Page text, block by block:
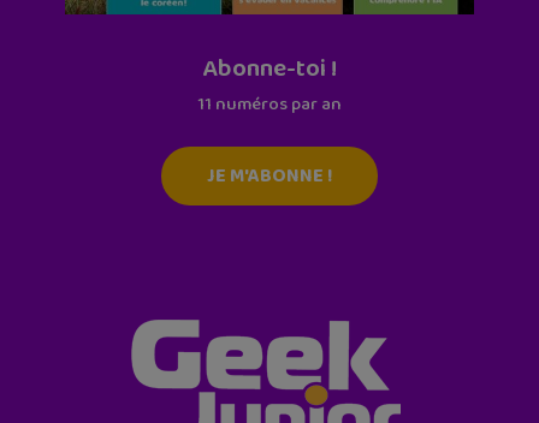
Abonne-toi !
11 numéros par an
JE M'ABONNE !